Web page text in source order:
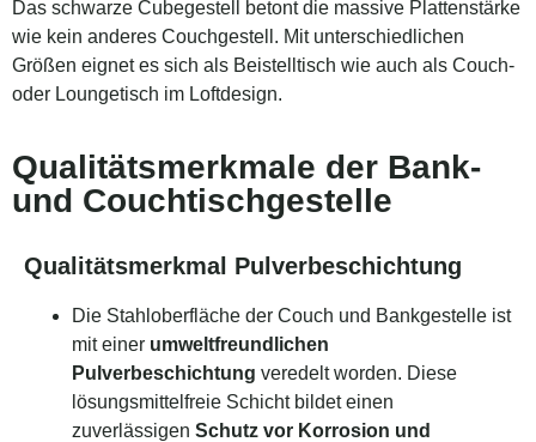
Das schwarze Cubegestell betont die massive Plattenstärke
wie kein anderes Couchgestell. Mit unterschiedlichen
Größen eignet es sich als Beistelltisch wie auch als Couch-
oder Loungetisch im Loftdesign.
Qualitätsmerkmale der Bank-
und Couchtischgestelle
Qualitätsmerkmal Pulverbeschichtung
Die Stahloberfläche der Couch und Bankgestelle ist
mit einer umweltfreundlichen
Pulverbeschichtung veredelt worden. Diese
lösungsmittelfreie Schicht bildet einen
zuverlässigen Schutz vor Korrosion und